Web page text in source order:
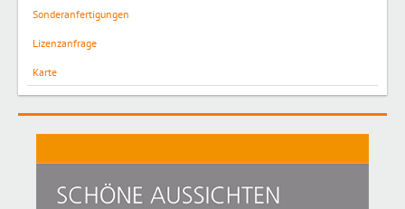
Sonderanfertigungen
Lizenzanfrage
Karte